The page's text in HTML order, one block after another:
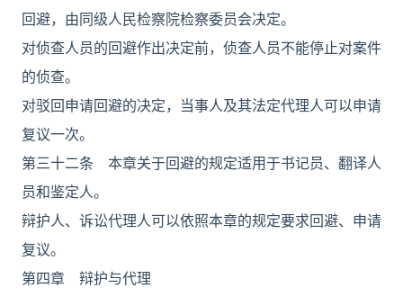
回避，由同级人民检察院检察委员会决定。
对侦查人员的回避作出决定前，侦查人员不能停止对案件
的侦查。
对驳回申请回避的决定，当事人及其法定代理人可以申请
复议一次。
第三十二条 本章关于回避的规定适用于书记员、翻译人
员和鉴定人。
辩护人、诉讼代理人可以依照本章的规定要求回避、申请
复议。
第四章 辩护与代理